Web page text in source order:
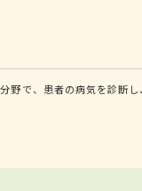
野で、患者の病気を診断